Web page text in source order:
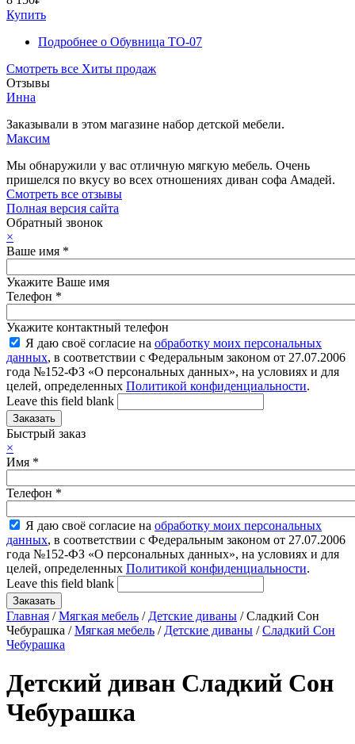
Купить
Подробнее о Обувница ТО-07
Смотреть все Хиты продаж
Отзывы
Инна
Заказывали в этом магазине набор детской мебели.
Максим
Мы обнаружили у вас отличную мягкую мебель. Очень
пришелся по вкусу во всех отношениях диван софа Амадей.
Смотреть все отзывы
Полная версия сайта
Обратный звонок
×
Ваше имя *
Укажите Ваше имя
Телефон *
Укажите контактный телефон
Я даю своё согласие на обработку моих персональных
данных, в соответствии с Федеральным законом от 27.07.2006
года №152-ФЗ «О персональных данных», на условиях и для
целей, определенных Политикой конфиденциальности.
Leave this field blank
Быстрый заказ
×
Имя *
Телефон *
Я даю своё согласие на обработку моих персональных
данных, в соответствии с Федеральным законом от 27.07.2006
года №152-ФЗ «О персональных данных», на условиях и для
целей, определенных Политикой конфиденциальности.
Leave this field blank
Главная /Мягкая мебель / Детские диваны / Сладкий Сон
Чебурашка /Мягкая мебель / Детские диваны /Сладкий Сон
Чебурашка
Детский диван Сладкий Сон
Чебурашка